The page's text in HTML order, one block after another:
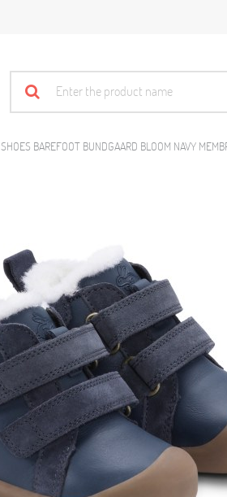
BAREFOOT BUNDGAARD BLOOM NAVY